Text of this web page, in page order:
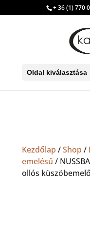
+ 36 (1) 770
Oldal kiválasztása
Kezdőlap /Shop /
emelésű /
ollós küszöbemelő